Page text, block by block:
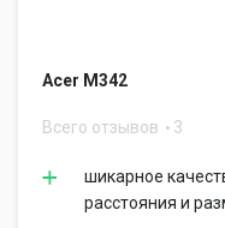
Acer M342
Всего отзывов 3
шикарное
расстояния и